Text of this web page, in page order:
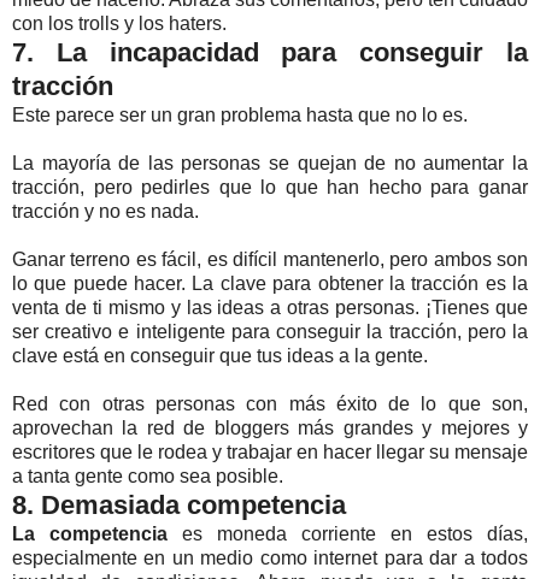
con los trolls y los haters.
7. La incapacidad para conseguir la
tracción
Este parece ser un gran problema hasta que no lo es.
La mayoría de las personas se quejan de no aumentar la
tracción, pero pedirles que lo que han hecho para ganar
tracción y no es nada.
Ganar terreno es fácil, es difícil mantenerlo, pero ambos son
lo que puede hacer. La clave para obtener la tracción es la
venta de ti mismo y las ideas a otras personas. ¡Tienes que
ser creativo e inteligente para conseguir la tracción, pero la
clave está en conseguir que tus ideas a la gente.
Red con otras personas con más éxito de lo que son,
aprovechan la red de bloggers más grandes y mejores y
escritores que le rodea y trabajar en hacer llegar su mensaje
a tanta gente como sea posible.
8. Demasiada competencia
La competencia es moneda corriente en estos días,
especialmente en un medio como internet para dar a todos